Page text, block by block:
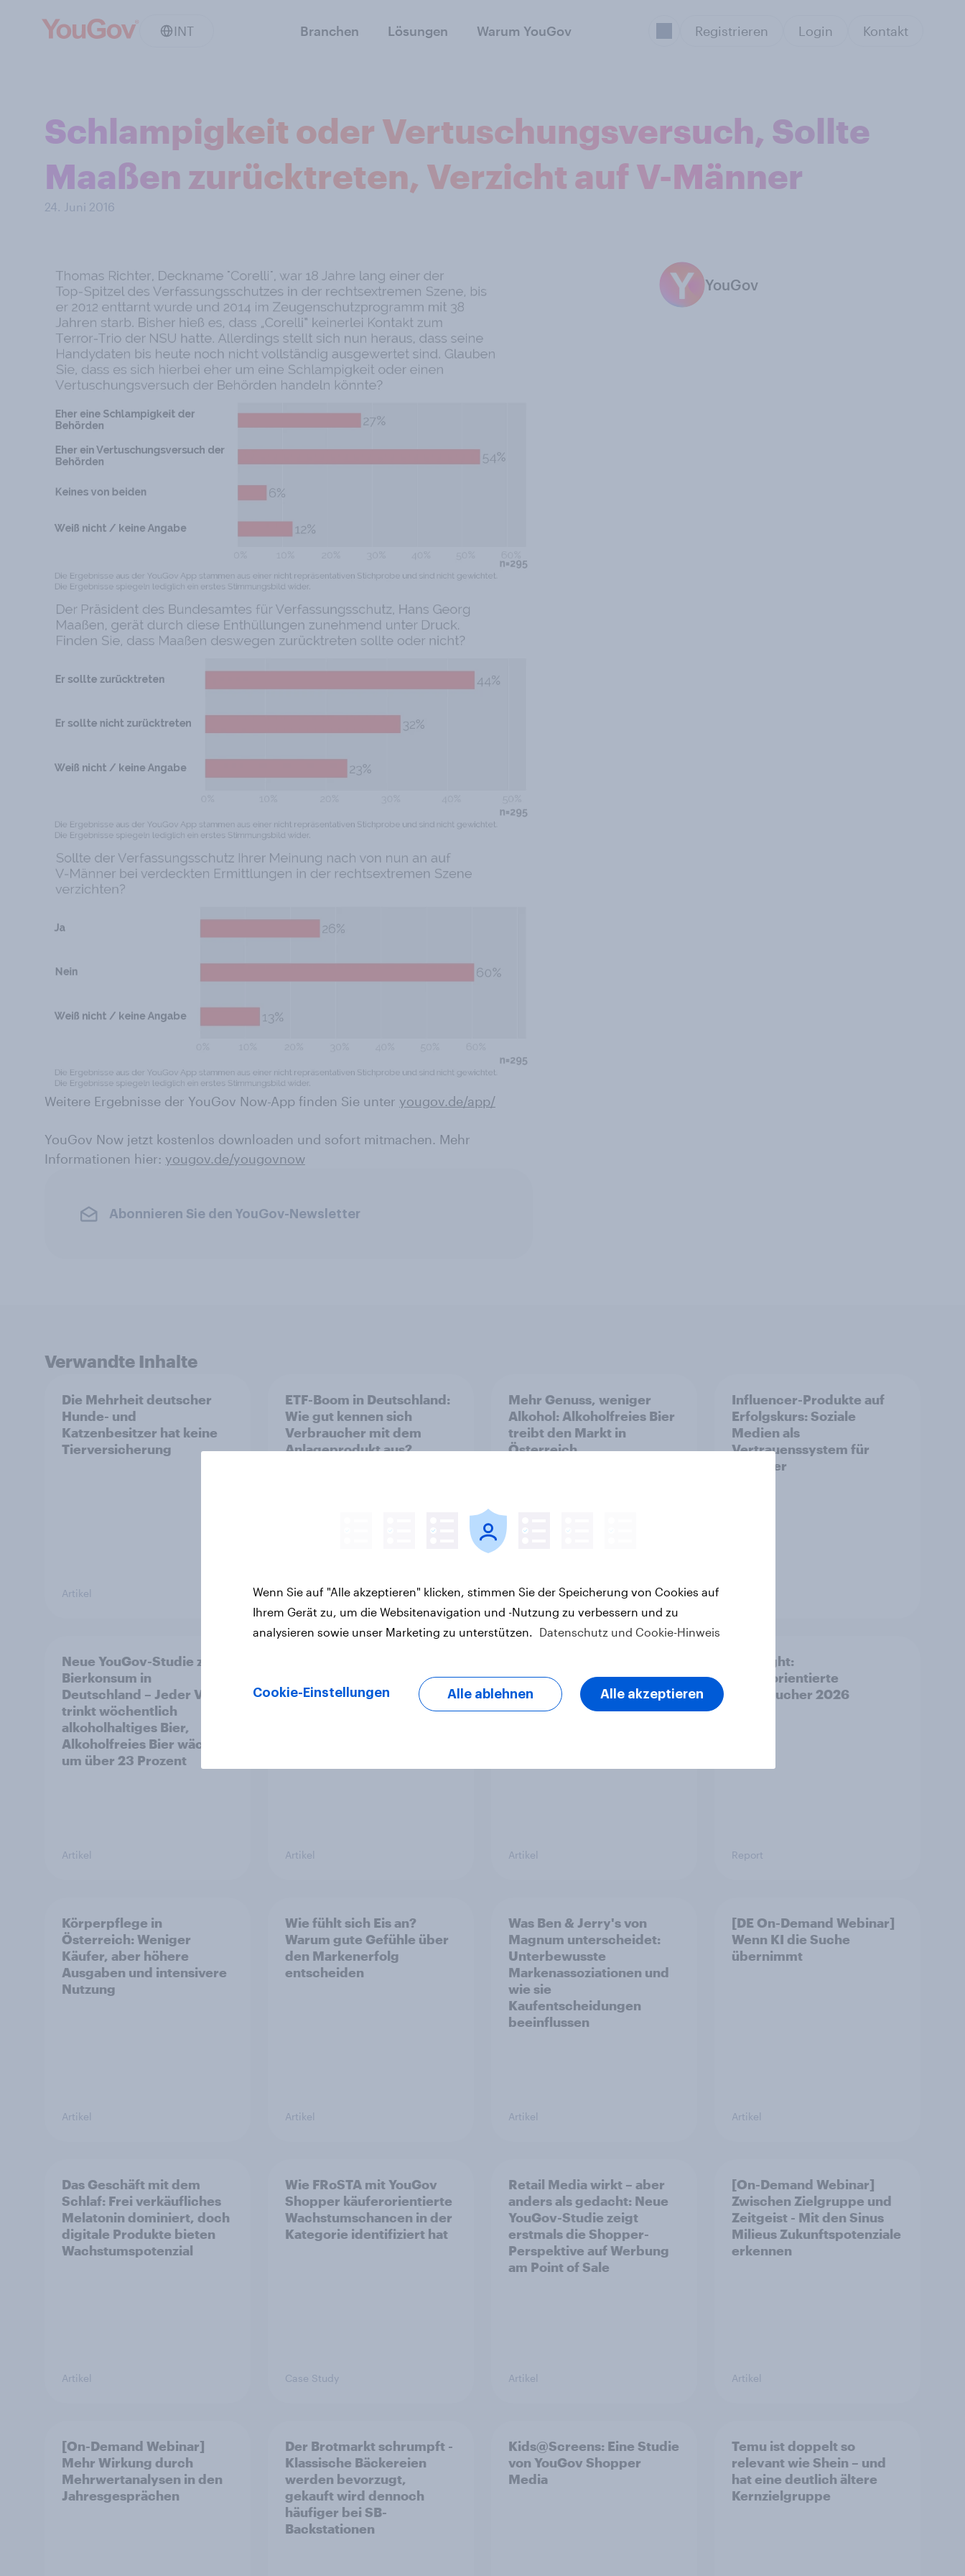
INT Branchen Lösungen Warum YouGov Registrieren Login Kontakt
Schlampigkeit oder Vertuschungsversuch, Sollte
Maaßen zurücktreten, Verzicht auf V-Männer
24. Juni 2016
Weitere Ergebnisse der YouGov Now-App finden Sie unter yougov.de/app/
YouGov Now jetzt kostenlos downloaden und sofort mitmachen. Mehr
Informationen hier: yougov.de/yougovnow
Abonnieren Sie den YouGov-Newsletter
YouGov
Verwandte Inhalte
Die Mehrheit deutscher
Hunde- und
Katzenbesitzer hat keine
Tierversicherung
Artikel
ETF-Boom in Deutschland:
Wie gut kennen sich
Verbraucher mit dem
Anlageprodukt aus?
Artikel
Mehr Genuss, weniger
Alkohol: Alkoholfreies Bier
treibt den Markt in
Österreich
Artikel
Influencer-Produkte auf
Erfolgskurs: Soziale
Medien als
Vertrauenssystem für
Shopper
Neue YouGov-Studie zum
Bierkonsum in
Deutschland – Jeder Vierte
trinkt wöchentlich
alkoholhaltiges Bier,
Alkoholfreies Bier wächst
um über 23 Prozent
Artikel
Verbraucher erwarten von
Marken mehr als Symbolik
Artikel
Health- & Buzz-Rankings
der Fußball-Bundesliga: FC
Bayern München festigt
Artikel
Spotlight:
Werteorientierte
Verbraucher 2026
Report
Körperpflege in
Österreich: Weniger
Käufer, aber höhere
Ausgaben und intensivere
Nutzung
Artikel
Wie fühlt sich Eis an?
Warum gute Gefühle über
den Markenerfolg
entscheiden
Artikel
Was Ben & Jerry's von
Magnum unterscheidet:
Unterbewusste
Markenassoziationen und
wie sie
Kaufentscheidungen
beeinflussen
Artikel
[DE On-Demand Webinar]
Wenn KI die Suche
übernimmt
Artikel
Das Geschäft mit dem
Schlaf: Frei verkäufliches
Melatonin dominiert, doch
digitale Produkte bieten
Wachstumspotenzial
Artikel
Wie FRoSTA mit YouGov
Shopper käuferorientierte
Wachstumschancen in der
Kategorie identifiziert hat
Case Study
Retail Media wirkt – aber
anders als gedacht: Neue
YouGov-Studie zeigt
erstmals die Shopper-
Perspektive auf Werbung
am Point of Sale
Artikel
[On-Demand Webinar]
Zwischen Zielgruppe und
Zeitgeist - Mit den Sinus
Milieus Zukunftspotenziale
erkennen
Artikel
[On-Demand Webinar]
Mehr Wirkung durch
Mehrwertanalysen in den
Jahresgesprächen
Der Brotmarkt schrumpft -
Klassische Bäckereien
werden bevorzugt,
gekauft wird dennoch
häufiger bei SB-
Backstationen
Kids@Screens: Eine Studie
von YouGov Shopper
Media
Temu ist doppelt so
relevant wie Shein – und
hat eine deutlich ältere
Kernzielgruppe
Wenn Sie auf "Alle akzeptieren" klicken, stimmen Sie der Speicherung von Cookies auf
Ihrem Gerät zu, um die Websitenavigation und -Nutzung zu verbessern und zu
analysieren sowie unser Marketing zu unterstützen. Datenschutz und Cookie-Hinweis
Cookie-Einstellungen Alle ablehnen Alle akzeptieren